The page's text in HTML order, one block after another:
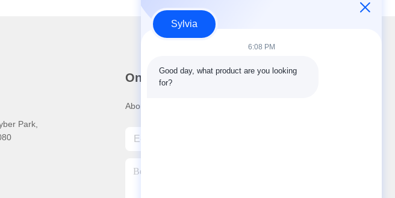
Park,
Onze nieuwsbrief
Abonneer u op onze nieuwsbrief voor kortingen en meer.
Sylvia
6:08 PM
Good day, what product are you looking
for?